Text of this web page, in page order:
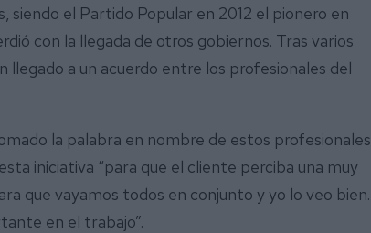
siendo el Partido Popular en 2012 el pionero en
con la llegada de otros gobiernos. Tras varios
llegado a un acuerdo entre los profesionales del
la palabra en nombre de estos profesionales
iniciativa “para que el cliente perciba una muy
que vayamos todos en conjunto y yo lo veo bien.
en el trabajo”.